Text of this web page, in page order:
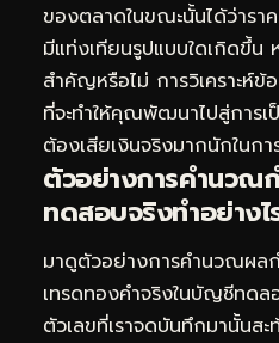
ของตลาดในขณะนั้นได้ว่ารา
มีแท่งเทียนรูปแบบใดเกิดขึ้น
สำคัญหรือไม่ การวิเคราะห์ข้
ที่จะทำให้คุณพัฒนาไปสู่การเ
ต้องเสียเงินจริงมากนักในกา
ตัวอย่างการคำนวณ
ทดสอบจริงทำอย่างไ
มาดูตัวอย่างการคำนวณผลก
เทรดทองคำจริงในบัญชีทดล
ตัวเลขที่เราจดบันทึกมานั้นส